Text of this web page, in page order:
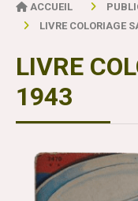
ACCUEIL
LIVRE COLORIAGE
LIVRE
1943